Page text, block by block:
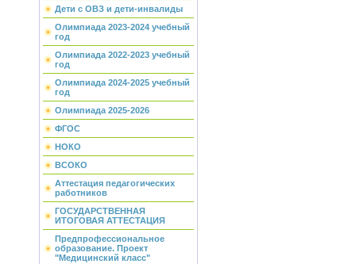
Дети с ОВЗ и дети-инвалиды
Олимпиада 2023-2024 учебный
год
Олимпиада 2022-2023 учебный
год
Олимпиада 2024-2025 учебный
год
Олимпиада 2025-2026
ФГОС
НОКО
ВСОКО
Аттестация педагогических
работников
ГОСУДАРСТВЕННАЯ
ИТОГОВАЯ АТТЕСТАЦИЯ
Предпрофессиональное
образование. Проект
"Медицинский класс"